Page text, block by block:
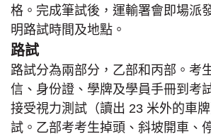
格。完成筆試後，運輸署會即場派
明路試時間及地點。
路試
路試分為兩部分，乙部和丙部。考
信、身份證、學牌及學員手冊到考
接受視力測試（讀出 23 米外的車
試。乙部考考生掉頭、斜坡開車、